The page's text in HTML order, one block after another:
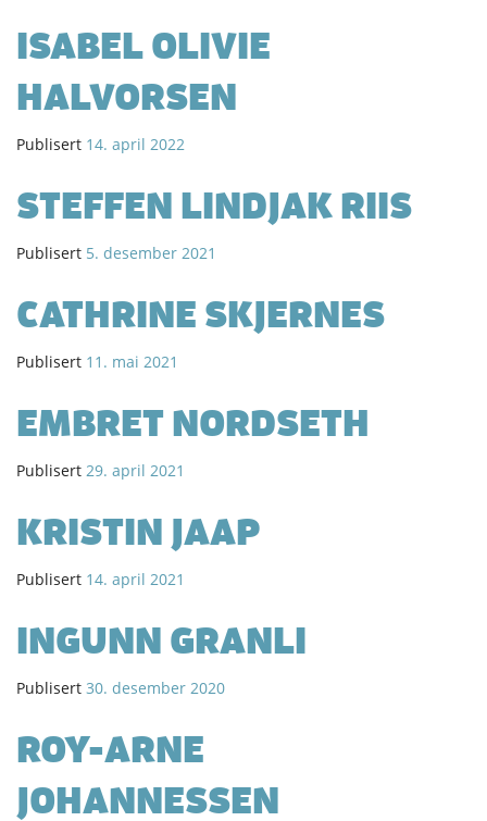
ISABEL OLIVIE
HALVORSEN
Publisert 14. april 2022
STEFFEN LINDJAK RIIS
Publisert 5. desember 2021
CATHRINE SKJERNES
Publisert 11. mai 2021
EMBRET NORDSETH
Publisert 29. april 2021
KRISTIN JAAP
Publisert 14. april 2021
INGUNN GRANLI
Publisert 30. desember 2020
ROY-ARNE
JOHANNESSEN